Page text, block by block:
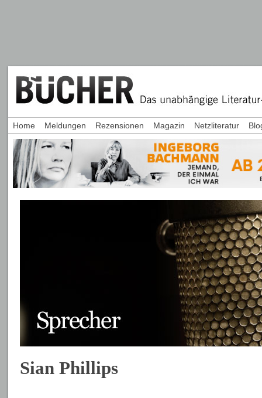
Sian Phillips
Home Meldungen Rezensionen Magazin Netzliteratur